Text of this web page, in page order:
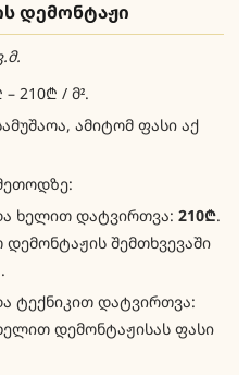
დემონტაჟი
– 210₾ / მ².
ამიტომ ფასი აქ
ხელით დატვირთვა: 210₾.
შემთხვევაში
ტექნიკით დატვირთვა:
დემონტაჟისას ფასი